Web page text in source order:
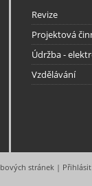
Revize
Projektová
Údržba -
Vzdělávání
stránek |